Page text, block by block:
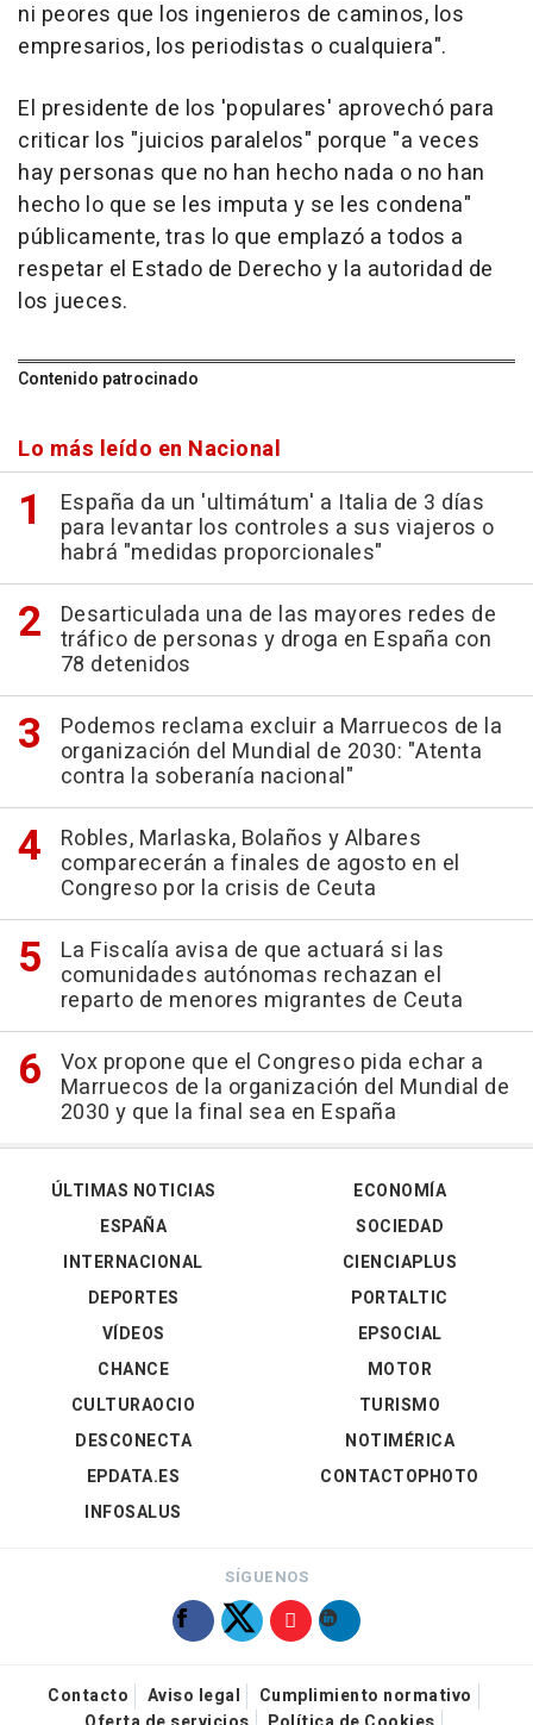
ni peores que los ingenieros de caminos, los
empresarios, los periodistas o cualquiera".
El presidente de los 'populares' aprovechó para
criticar los "juicios paralelos" porque "a veces
hay personas que no han hecho nada o no han
hecho lo que se les imputa y se les condena"
públicamente, tras lo que emplazó a todos a
respetar el Estado de Derecho y la autoridad de
los jueces.
Contenido patrocinado
Lo más leído en Nacional
España da un 'ultimátum' a Italia de 3 días
para levantar los controles a sus viajeros o
habrá "medidas proporcionales"
Desarticulada una de las mayores redes de
tráfico de personas y droga en España con
78 detenidos
Podemos reclama excluir a Marruecos de la
organización del Mundial de 2030: "Atenta
contra la soberanía nacional"
Robles, Marlaska, Bolaños y Albares
comparecerán a finales de agosto en el
Congreso por la crisis de Ceuta
La Fiscalía avisa de que actuará si las
comunidades autónomas rechazan el
reparto de menores migrantes de Ceuta
Vox propone que el Congreso pida echar a
Marruecos de la organización del Mundial de
2030 y que la final sea en España
ÚLTIMAS NOTICIAS
ESPAÑA
INTERNACIONAL
DEPORTES
VÍDEOS
ECONOMÍA
SOCIEDAD
CIENCIAPLUS
PORTALTIC
EPSOCIAL
CHANCE
CULTURAOCIO
DESCONECTA
EPDATA.ES
INFOSALUS
MOTOR
TURISMO
NOTIMÉRICA
CONTACTOPHOTO
SÍGUENOS
Contacto Aviso legal
Cumplimiento normativo